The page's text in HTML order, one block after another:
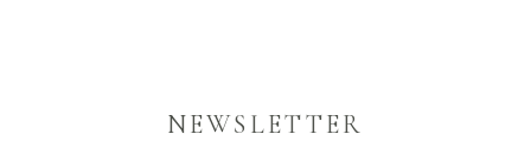
NEWSLETTER